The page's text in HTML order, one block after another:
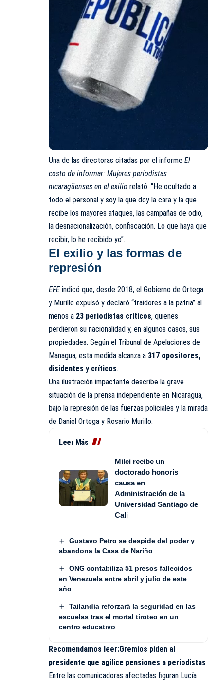
Una de las directoras citadas por el informe El
costo de informar: Mujeres periodistas
nicaragüenses en el exilio relató: “He ocultado a
todo el personal y soy la que doy la cara y la que
recibe los mayores ataques, las campañas de odio,
la desnacionalización, confiscación. Lo que haya que
recibir, lo he recibido yo”.
El exilio y las formas de
represión
EFEindicó que, desde 2018, el Gobierno de Ortega
y Murillo expulsó y declaró “traidores a la patria” al
menos a 23 periodistas críticos, quienes
perdieron su nacionalidad y, en algunos casos, sus
propiedades. Según el Tribunal de Apelaciones de
Managua, esta medida alcanza a 317 opositores,
disidentes y críticos.
Una ilustración impactante describe la grave
situación de la prensa independiente en Nicaragua,
bajo la represión de las fuerzas policiales y la mirada
de Daniel Ortega y Rosario Murillo.
Leer Más
Milei recibe un
doctorado honoris
causa en
Administración de la
Universidad Santiago de
Cali
Gustavo Petro se despide del poder y
abandona la Casa de Nariño
ONG contabiliza 51 presos fallecidos
en Venezuela entre abril y julio de este
año
Tailandia reforzará la seguridad en las
escuelas tras el mortal tiroteo en un
centro educativo
Recomendamos leer:Gremios piden al
presidente que agilice pensiones a periodistas
Entre las comunicadoras afectadas figuran Lucía